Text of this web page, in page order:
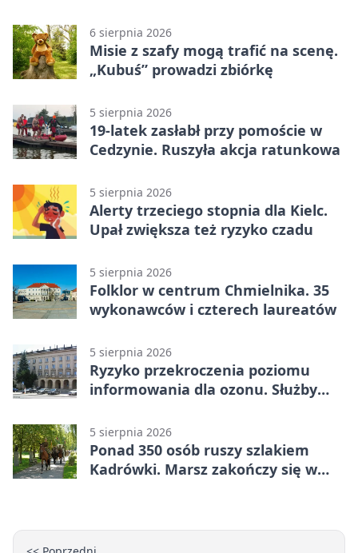
6 sierpnia 2026
Misie z szafy mogą trafić na scenę.
„Kubuś” prowadzi zbiórkę
5 sierpnia 2026
19-latek zasłabł przy pomoście w
Cedzynie. Ruszyła akcja ratunkowa
5 sierpnia 2026
Alerty trzeciego stopnia dla Kielc.
Upał zwiększa też ryzyko czadu
5 sierpnia 2026
Folklor w centrum Chmielnika. 35
wykonawców i czterech laureatów
5 sierpnia 2026
Ryzyko przekroczenia poziomu
informowania dla ozonu. Służby
5 sierpnia 2026
Ponad 350 osób ruszy szlakiem
Kadrówki. Marsz zakończy się w